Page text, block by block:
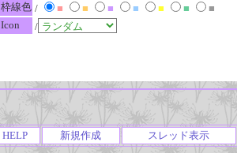
枠線色 / ■ ■ ■ ■ ■ ■
■
Icon
/
HELP 新規作成 スレッド表示